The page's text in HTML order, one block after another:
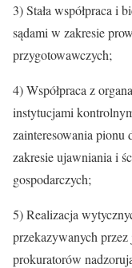
3) Stała współpraca i
sądami w zakresie
przygotowawczych;
4) Współpraca z
instytucjami
zainteresowania pionu
zakresie ujawniania i
gospodarczych;
5) Realizacja
przekazywanych
prokuratorów